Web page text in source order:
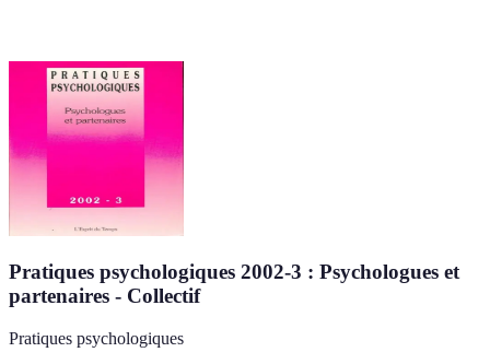
Pratiques psychologiques 2002-3 : Psychologues et
partenaires - Collectif
Pratiques psychologiques